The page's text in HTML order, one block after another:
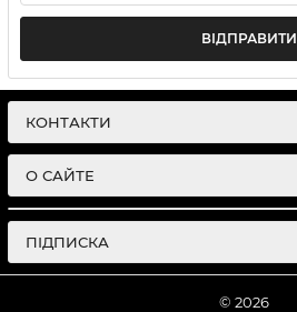
ВІДПРАВИТИ
КОНТАКТИ
О САЙТЕ
ПІДПИСКА
© 2026